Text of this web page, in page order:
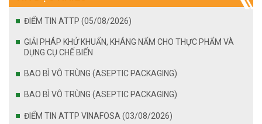
ĐIỂM TIN ATTP (05/08/2026)
GIẢI PHÁP KHỬ KHUẨN, KHÁNG NẤM CHO THỰC PHẨM VÀ
DỤNG CỤ CHẾ BIẾN
BAO BÌ VÔ TRÙNG (ASEPTIC PACKAGING)
BAO BÌ VÔ TRÙNG (ASEPTIC PACKAGING)
ĐIỂM TIN ATTP VINAFOSA (03/08/2026)